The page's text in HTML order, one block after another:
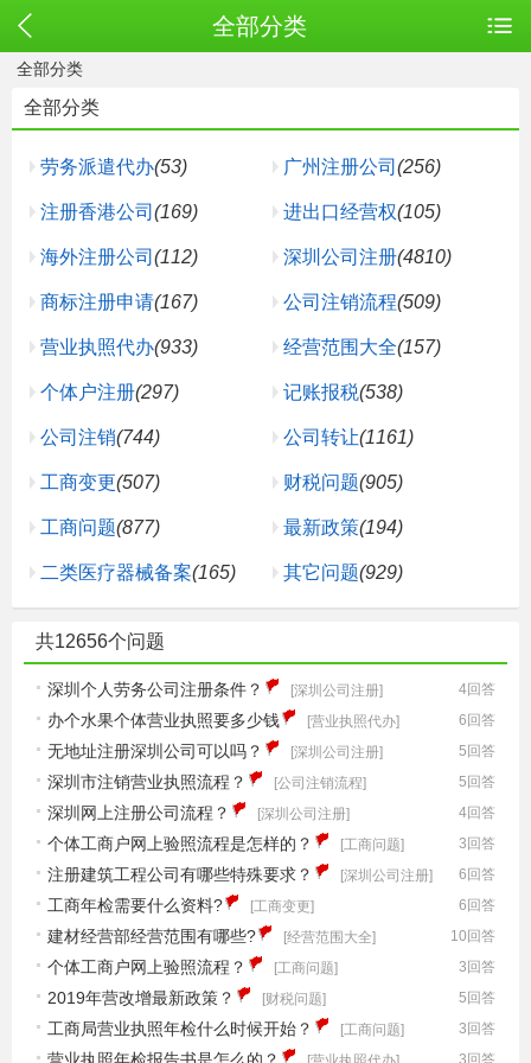
全部分类
全部分类
全部分类
劳务派遣代办(53) 广州注册公司 (256)
注册香港公司 (169) 进出口经营权(105)
海外注册公司 (112) 深圳公司注册(4810)
商标注册申请(167) 公司注销流程(509)
营业执照代办(933) 经营范围大全(157)
个体户注册(297) 记账报税(538)
公司注销(744) 公司转让(1161)
工商变更(507) 财税问题(905)
工商问题(877) 最新政策(194)
二类医疗器械备案(165) 其它问题(929)
共12656个问题
4回答
深圳个人劳务公司注册条件？
[深圳公司注册]
6回答
办个水果个体营业执照要多少钱
[营业执照代办]
5回答
无地址注册深圳公司可以吗？
[深圳公司注册]
5回答
深圳市注销营业执照流程？
[公司注销流程]
4回答
深圳网上注册公司流程？
[深圳公司注册]
3回答
个体工商户网上验照流程是怎样的？
[工商问题]
6回答
注册建筑工程公司有哪些特殊要求？
[深圳公司注册]
6回答
工商年检需要什么资料?
[工商变更]
10回答
建材经营部经营范围有哪些?
[经营范围大全]
3回答
个体工商户网上验照流程？
[工商问题]
5回答
2019年营改增最新政策？
[财税问题]
3回答
工商局营业执照年检什么时候开始？
[工商问题]
3回答